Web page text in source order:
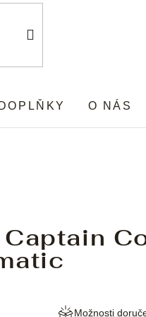
DOPLŇKY O NÁS
Captain
Možnosti